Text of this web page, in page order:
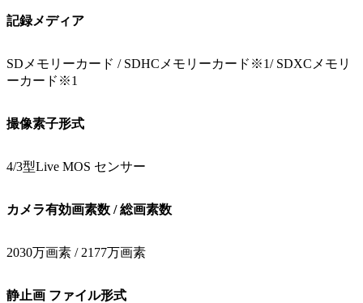
記録メディア
SDメモリーカード / SDHCメモリーカード※1/ SDXCメモリ
ーカード※1
撮像素子形式
4/3型Live MOS センサー
カメラ有効画素数 / 総画素数
2030万画素 / 2177万画素
静止画 ファイル形式